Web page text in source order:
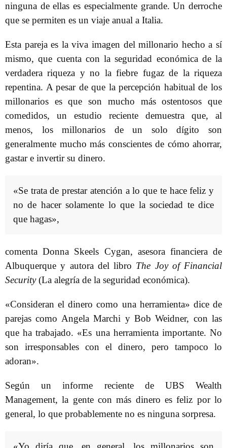
ninguna de ellas es especialmente grande. Un derroche
que se permiten es un viaje anual a Italia.
Esta pareja es la viva imagen del millonario hecho a sí
mismo, que cuenta con la seguridad económica de la
verdadera riqueza y no la fiebre fugaz de la riqueza
repentina. A pesar de que la percepción habitual de los
millonarios es que son mucho más ostentosos que
comedidos, un estudio reciente demuestra que, al
menos, los millonarios de un solo dígito son
generalmente mucho más conscientes de cómo ahorrar,
gastar e invertir su dinero.
«Se trata de prestar atención a lo que te hace feliz y
no de hacer solamente lo que la sociedad te dice
que hagas»,
comenta Donna Skeels Cygan, asesora financiera de
Albuquerque y autora del libro The Joy of Financial
Security(La alegría de la seguridad económica).
«Consideran el dinero como una herramienta» dice de
parejas como Angela Marchi y Bob Weidner, con las
que ha trabajado. «Es una herramienta importante. No
son irresponsables con el dinero, pero tampoco lo
adoran».
Según un informe reciente de UBS Wealth
Management, la gente con más dinero es feliz por lo
general, lo que probablemente no es ninguna sorpresa.